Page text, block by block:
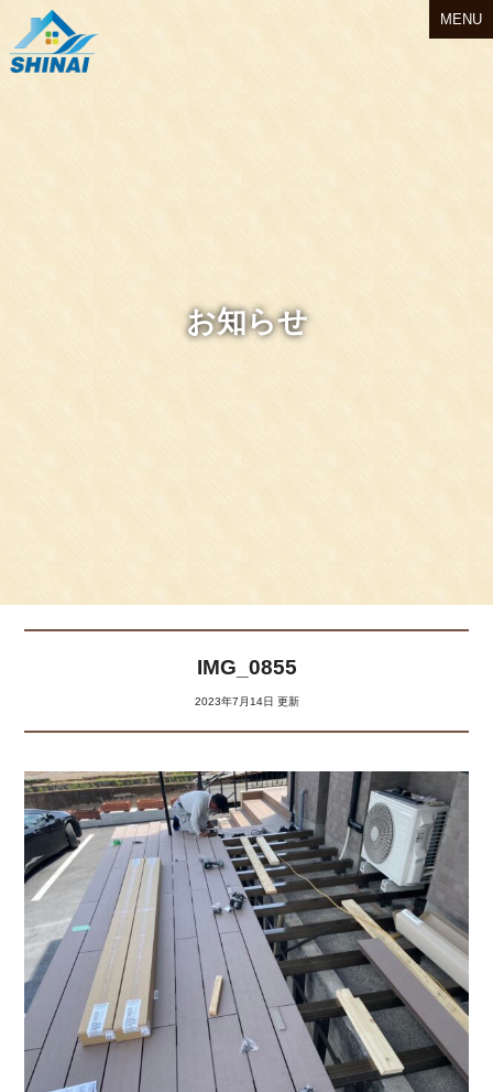
MENU
お知らせ
IMG_0855
2023年7月14日 更新